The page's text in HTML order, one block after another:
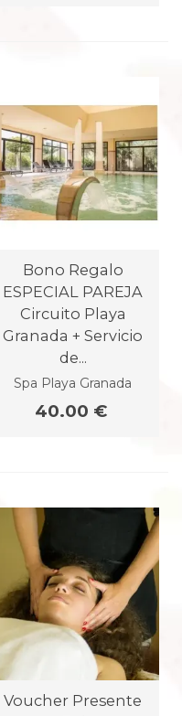
Bono Regalo
ESPECIAL PAREJA
Circuito Playa
Granada + Servicio
de...
Spa Playa Granada
40.00 €
Voucher Presente